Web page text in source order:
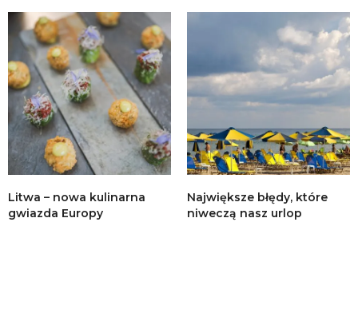
Litwa – nowa kulinarna
gwiazda Europy
Największe błędy, które
niweczą nasz urlop